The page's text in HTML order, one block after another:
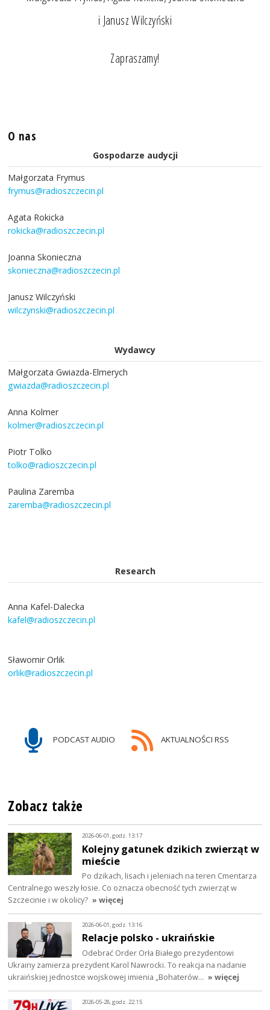
i Janusz Wilczyński
Zapraszamy!
O nas
Gospodarze audycji
Małgorzata Frymus
frymus@radioszczecin.pl
Agata Rokicka
rokicka@radioszczecin.pl
Joanna Skonieczna
skonieczna@radioszczecin.pl
Janusz Wilczyński
wilczynski@radioszczecin.pl
Wydawcy
Małgorzata Gwiazda-Elmerych
gwiazda@radioszczecin.pl
Anna Kolmer
kolmer@radioszczecin.pl
Piotr Tolko
tolko@radioszczecin.pl
Paulina Zaremba
zaremba@radioszczecin.pl
Research
Anna Kafel-Dalecka
kafel@radioszczecin.pl
Sławomir Orlik
orlik@radioszczecin.pl
PODCAST AUDIO AKTUALNOŚCI RSS
Zobacz także
2026-06-01, godz. 13:17
Kolejny gatunek dzikich zwierząt w
mieście
Po dzikach, lisach i jeleniach na teren Cmentarza
Centralnego weszły łosie. Co oznacza obecność tych zwierząt w
Szczecinie i w okolicy? » więcej
2026-06-01, godz. 13:16
Relacje polsko - ukraińskie
Odebrać Order Orła Białego prezydentowi
Ukrainy zamierza prezydent Karol Nawrocki. To reakcja na nadanie
ukraińskiej jednostce wojskowej imienia „Bohaterów… » więcej
2026-05-28, godz. 22:15